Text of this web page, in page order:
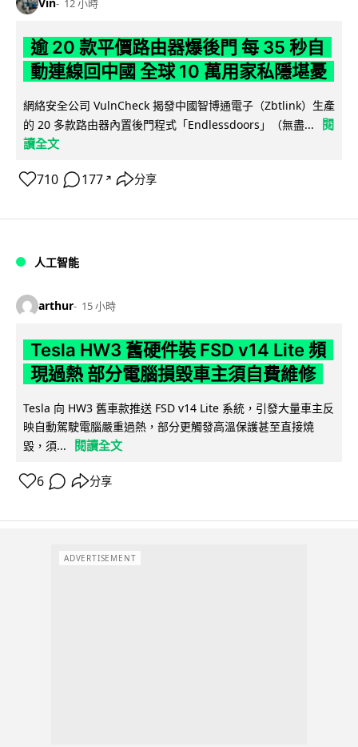
12 小時
逾 20 款平價路由器爆後門 每 35 秒自
動連線回中國 全球 10 萬用家私隱堪憂
網絡安全公司 VulnCheck 揭發中國智博通電子（Zbtlink）生產
的 20 多款路由器內置後門程式「Endlessdoors」（無盡...
閱
讀全文
710 177 ↗ 分享
人工智能
arthur 15 小時
Tesla HW3 舊硬件裝 FSD v14 Lite 頻
現過熱 部分電腦損毀車主須自費維修
Tesla 向 HW3 舊車款推送 FSD v14 Lite 系統，引發大量車主反
映自動駕駛電腦嚴重過熱，部分更觸發高溫保護甚至直接燒
毀，須...
閱讀全文
6 分享
ADVERTISEMENT